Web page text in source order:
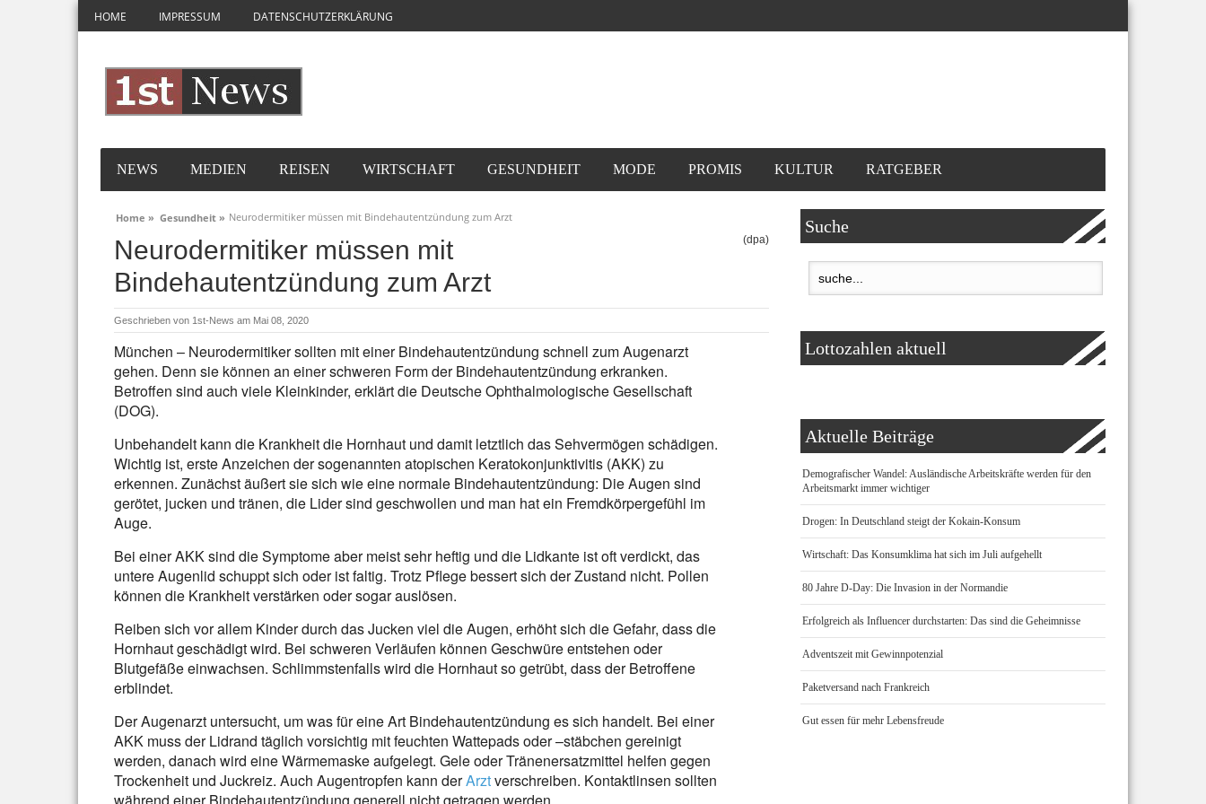
HOME IMPRESSUM DATENSCHUTZERKLÄRUNG
NEWS MEDIEN REISEN WIRTSCHAFT GESUNDHEIT MODE PROMIS KULTUR RATGEBER
Home » Gesundheit » Neurodermitiker müssen mit Bindehautentzündung zum Arzt
Neurodermitiker müssen mit
Bindehautentzündung zum Arzt
(dpa)
Geschrieben von 1st-News am Mai 08, 2020
München – Neurodermitiker sollten mit einer Bindehautentzündung schnell zum Augenarzt
gehen. Denn sie können an einer schweren Form der Bindehautentzündung erkranken.
Betroffen sind auch viele Kleinkinder, erklärt die Deutsche Ophthalmologische Gesellschaft
(DOG).
Unbehandelt kann die Krankheit die Hornhaut und damit letztlich das Sehvermögen schädigen.
Wichtig ist, erste Anzeichen der sogenannten atopischen Keratokonjunktivitis (AKK) zu
erkennen. Zunächst äußert sie sich wie eine normale Bindehautentzündung: Die Augen sind
gerötet, jucken und tränen, die Lider sind geschwollen und man hat ein Fremdkörpergefühl im
Auge.
Bei einer AKK sind die Symptome aber meist sehr heftig und die Lidkante ist oft verdickt, das
untere Augenlid schuppt sich oder ist faltig. Trotz Pflege bessert sich der Zustand nicht. Pollen
können die Krankheit verstärken oder sogar auslösen.
Reiben sich vor allem Kinder durch das Jucken viel die Augen, erhöht sich die Gefahr, dass die
Hornhaut geschädigt wird. Bei schweren Verläufen können Geschwüre entstehen oder
Blutgefäße einwachsen. Schlimmstenfalls wird die Hornhaut so getrübt, dass der Betroffene
erblindet.
Der Augenarzt untersucht, um was für eine Art Bindehautentzündung es sich handelt. Bei einer
AKK muss der Lidrand täglich vorsichtig mit feuchten Wattepads oder –stäbchen gereinigt
werden, danach wird eine Wärmemaske aufgelegt. Gele oder Tränenersatzmittel helfen gegen
Trockenheit und Juckreiz. Auch Augentropfen kann derArztverschreiben. Kontaktlinsen sollten
Suche
Lottozahlen aktuell
Aktuelle Beiträge
Demografischer Wandel: Ausländische Arbeitskräfte werden für den
Arbeitsmarkt immer wichtiger
Drogen: In Deutschland steigt der Kokain-Konsum
Wirtschaft: Das Konsumklima hat sich im Juli aufgehellt
80 Jahre D-Day: Die Invasion in der Normandie
Erfolgreich als Influencer durchstarten: Das sind die Geheimnisse
Adventszeit mit Gewinnpotenzial
Paketversand nach Frankreich
Gut essen für mehr Lebensfreude